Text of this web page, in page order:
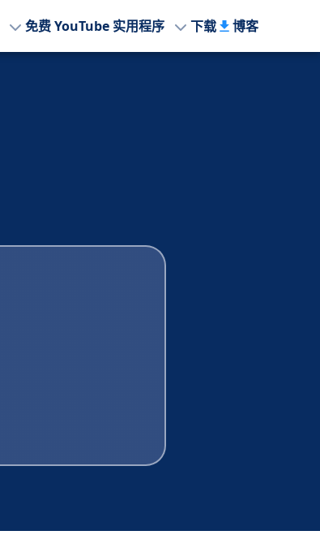
免费 YouTube 实用程序 下载 博客